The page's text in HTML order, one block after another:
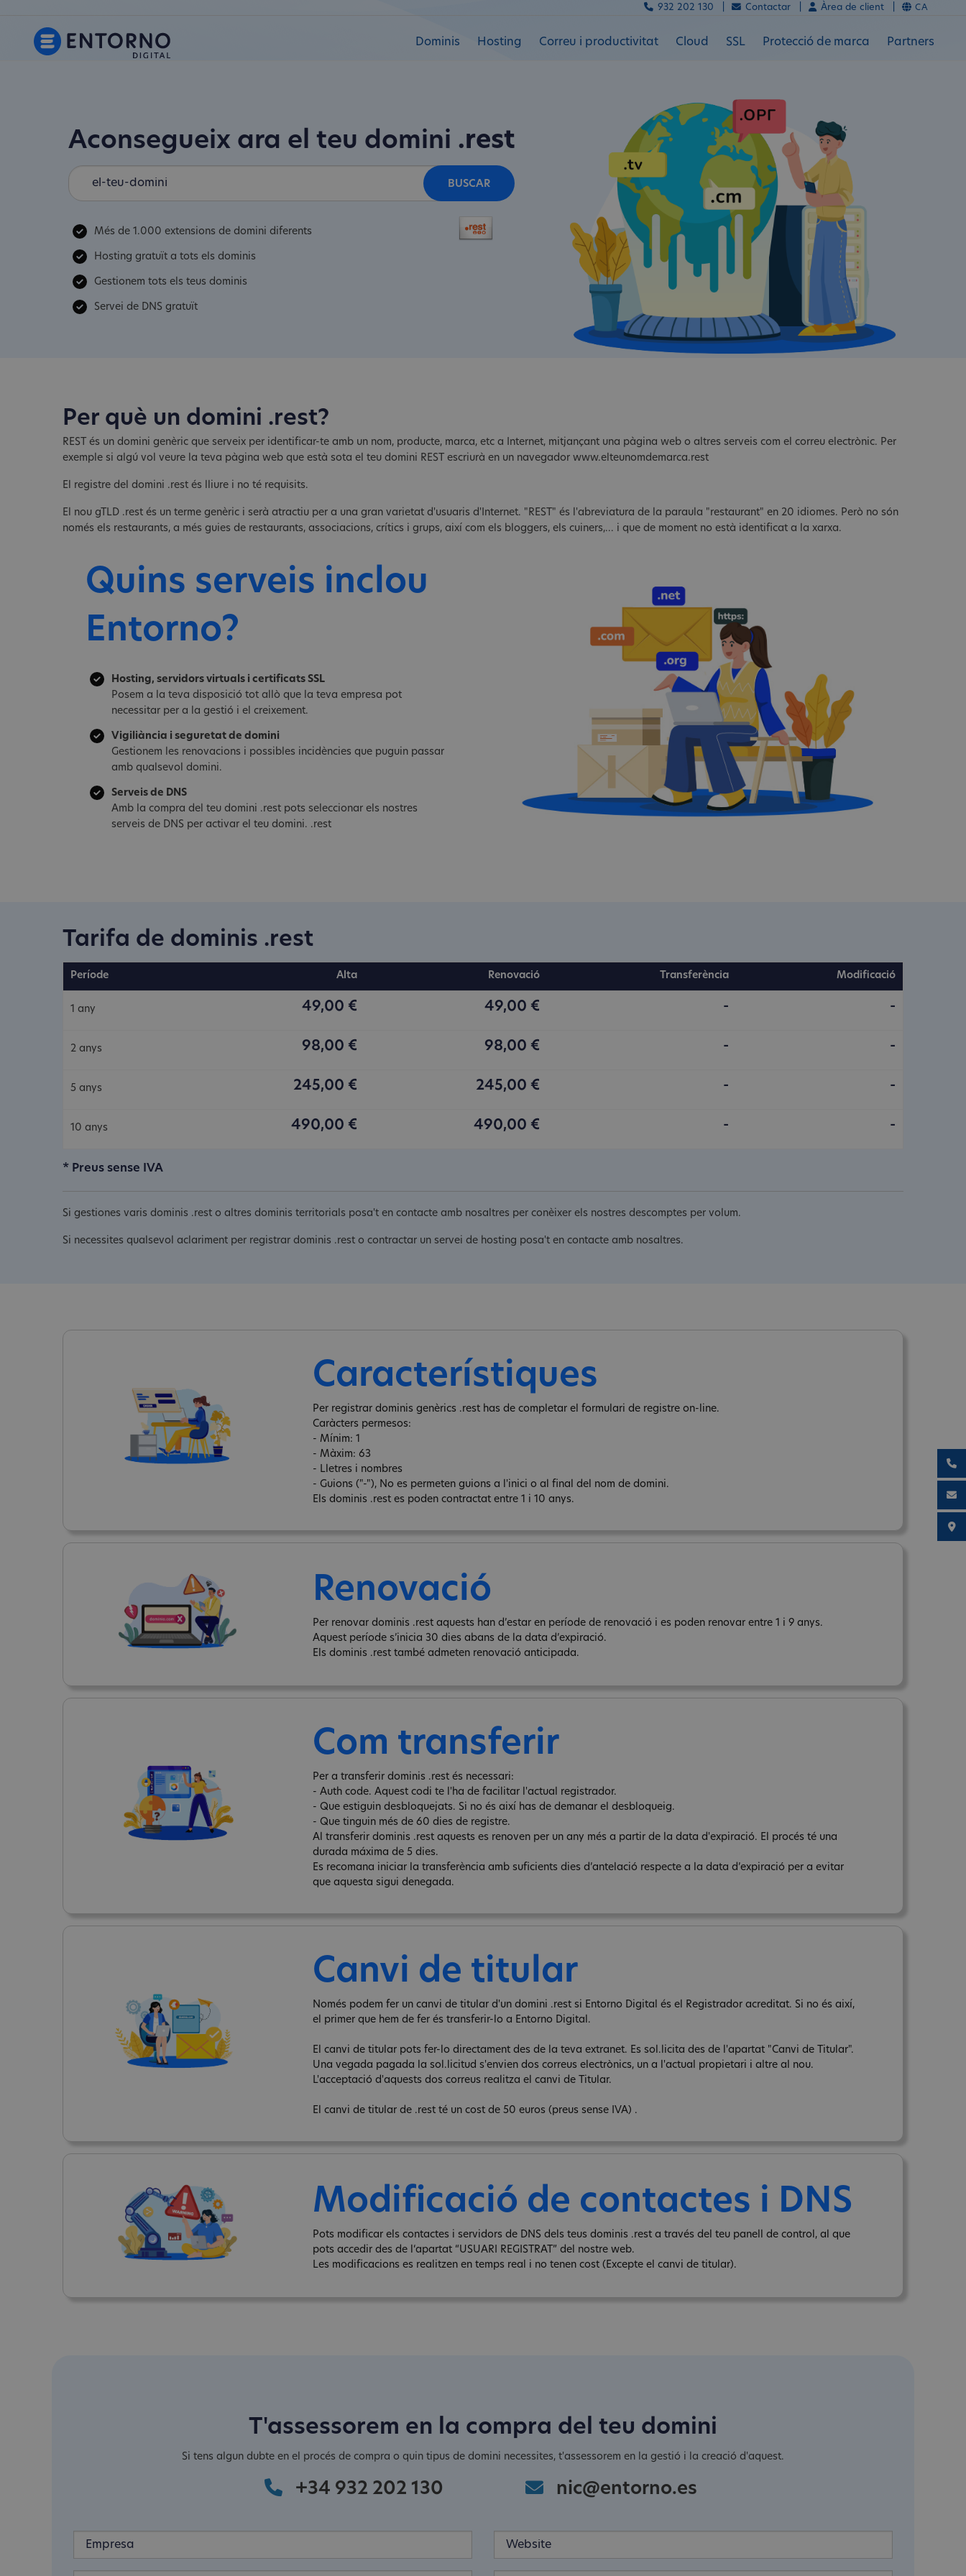
Dominis Hosting Correu i productivitat Cloud SSL Protecció de marca Partners
932 202 130 | Contactar | Àrea de client | CA
Aconsegueix ara el teu domini .rest
BUSCAR
Més de 1.000 extensions de domini diferents
Hosting gratuït a tots els dominis
Gestionem tots els teus dominis
Servei de DNS gratuït
Per què un domini .rest?
REST és un domini genèric que serveix per identificar-te amb un nom, producte, marca, etc a Internet, mitjançant una pàgina web o altres serveis com el correu electrònic. Per
exemple si algú vol veure la teva pàgina web que està sota el teu domini REST escriurà en un navegador www.elteunomdemarca.rest
El registre del domini .rest és lliure i no té requisits.
El nou gTLD .rest és un terme genèric i serà atractiu per a una gran varietat d'usuaris d'Internet. "REST" és l'abreviatura de la paraula "restaurant" en 20 idiomes. Però no són
només els restaurants, a més guies de restaurants, associacions, crítics i grups, així com els bloggers, els cuiners,... i que de moment no està identificat a la xarxa.
Quins serveis inclou
Entorno?
Hosting, servidors virtuals i certificats SSL
Posem a la teva disposició tot allò que la teva empresa pot
necessitar per a la gestió i el creixement.
Vigiliància i seguretat de domini
Gestionem les renovacions i possibles incidències que puguin passar
amb qualsevol domini.
Serveis de DNS
Amb la compra del teu domini .rest pots seleccionar els nostres
serveis de DNS per activar el teu domini. .rest
Tarifa de dominis .rest
Període Alta Renovació Transferència Modificació
1 any 49,00 € 49,00 € - -
2 anys 98,00 € 98,00 € - -
5 anys 245,00 € 245,00 € - -
10 anys 490,00 € 490,00 € - -
* Preus sense IVA
Si gestiones varis dominis .rest o altres dominis territorials posa't en contacte amb nosaltres per conèixer els nostres descomptes per volum.
Si necessites qualsevol aclariment per registrar dominis .rest o contractar un servei de hosting posa't en contacte amb nosaltres.
Característiques
Per registrar dominis genèrics .rest has de completar el formulari de registre on-line.
Caràcters permesos:
- Mínim: 1
- Màxim: 63
- Lletres i nombres
- Guions ("-"), No es permeten guions a l'inici o al final del nom de domini.
Els dominis .rest es poden contractat entre 1 i 10 anys.
Renovació
Per renovar dominis .rest aquests han d’estar en període de renovació i es poden renovar entre 1 i 9 anys.
Aquest període s’inicia 30 dies abans de la data d’expiració.
Els dominis .rest també admeten renovació anticipada.
Com transferir
Per a transferir dominis .rest és necessari:
- Auth code. Aquest codi te l'ha de facilitar l'actual registrador.
- Que estiguin desbloquejats. Si no és així has de demanar el desbloqueig.
- Que tinguin més de 60 dies de registre.
Al transferir dominis .rest aquests es renoven per un any més a partir de la data d'expiració. El procés té una
durada máxima de 5 dies.
Es recomana iniciar la transferència amb suficients dies d’antelació respecte a la data d’expiració per a evitar
que aquesta sigui denegada.
Canvi de titular
Només podem fer un canvi de titular d'un domini .rest si Entorno Digital és el Registrador acreditat. Si no és així,
el primer que hem de fer és transferir-lo a Entorno Digital.
El canvi de titular pots fer-lo directament des de la teva extranet. Es sol.licita des de l'apartat "Canvi de Titular".
Una vegada pagada la sol.licitud s'envien dos correus electrònics, un a l'actual propietari i altre al nou.
L'acceptació d'aquests dos correus realitza el canvi de Titular.
El canvi de titular de .rest té un cost de 50 euros (preus sense IVA) .
Modificació de contactes i DNS
Pots modificar els contactes i servidors de DNS dels teus dominis .rest a través del teu panell de control, al que
pots accedir des de l‘apartat “USUARI REGISTRAT” del nostre web.
Les modificacions es realitzen en temps real i no tenen cost (Excepte el canvi de titular).
T'assessorem en la compra del teu domini
Si tens algun dubte en el procés de compra o quin tipus de domini necessites, t'assessorem en la gestió i la creació d'aquest.
+34 932 202 130 nic@entorno.es